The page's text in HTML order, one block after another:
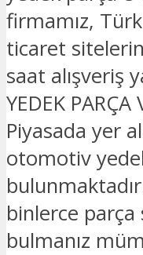
firmamız,
ticaret
saat alışveriş
YEDEK
Piyasada yer
otomotiv
binlerce parça
bulmanız